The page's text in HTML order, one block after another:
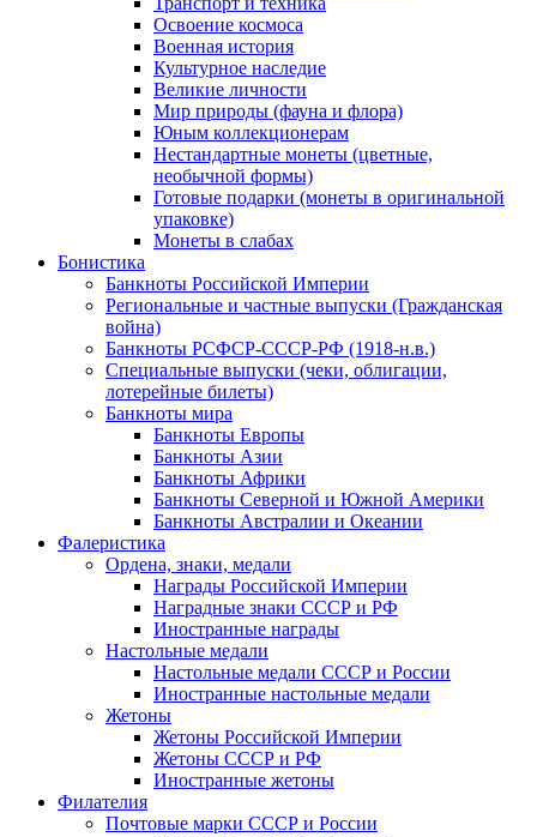
Освоение космоса
Военная история
Культурное наследие
Великие личности
Мир природы (фауна и флора)
Юным коллекционерам
Нестандартные монеты (цветные,
необычной формы)
Готовые подарки (монеты в оригинальной
упаковке)
Монеты в слабах
Бонистика
Банкноты Российской Империи
Региональные и частные выпуски (Гражданская
война)
Банкноты РСФСР-СССР-РФ (1918-н.в.)
Специальные выпуски (чеки, облигации,
лотерейные билеты)
Банкноты мира
Банкноты Европы
Банкноты Азии
Банкноты Африки
Банкноты Северной и Южной Америки
Банкноты Австралии и Океании
Фалеристика
Ордена, знаки, медали
Награды Российской Империи
Наградные знаки СССР и РФ
Иностранные награды
Настольные медали
Настольные медали СССР и России
Иностранные настольные медали
Жетоны
Жетоны Российской Империи
Жетоны СССР и РФ
Иностранные жетоны
Филателия
Почтовые марки СССР и России